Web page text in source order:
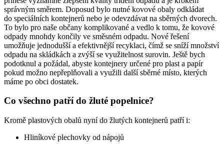
správným směrem. Doposud bylo nutné kovové obaly odkládat
do speciálních kontejnerů nebo je odevzdávat na sběrných dvorech.
To bylo pro naše občany komplikované a vedlo k tomu, že kovové
odpady mnohdy končily ve směsném odpadu. Nové řešení
umožňuje jednodušší a efektivnější recyklaci, čímž se sníží množství
odpadu na skládkách a zvýší se využitelnost surovin. Ještě bych
podotknul a požádal, abyste kontejnery určené pro plast a papír
pokud možno nepřeplňovali a využili další sběrné místo, kterých
máme po obci dostatek.
Co všechno patří do žluté popelnice?
Kromě plastových obalů nyní do žlutých kontejnerů patří i:
Hliníkové plechovky od nápojů